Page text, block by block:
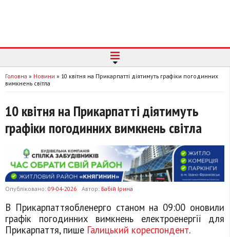
Головна » Новини » 10 квітня на Прикарпатті діятимуть графіки погодинних
вимкнень світла
10 квітня на Прикарпатті діятимуть
графіки погодинних вимкнень світла
Опубліковано: 09-04-2026 Автор: Бабій Ірина
В Прикарпаттяобленерго станом на 09:00 оновили
графік погодинних вимкнень електроенергії для
Прикарпаття, пише Галицький кореспондент.